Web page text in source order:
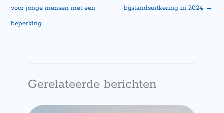
voor jonge mensen met een
beperking
bijstandsuitkering in 2024 →
Gerelateerde berichten